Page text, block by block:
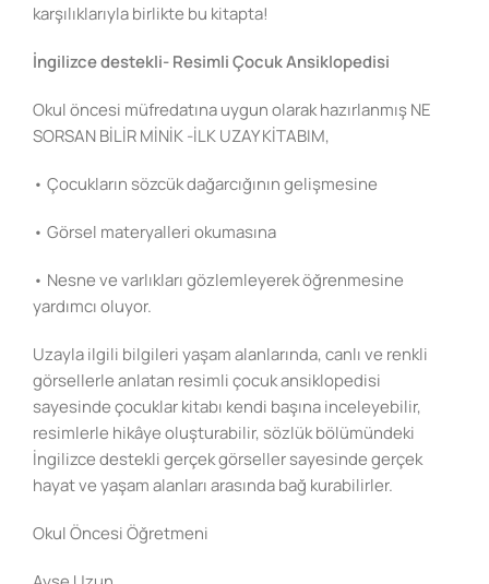
karşılıklarıyla birlikte bu kitapta!
İngilizce destekli- Resimli Çocuk Ansiklopedisi
Okul öncesi müfredatına uygun olarak hazırlanmış NE
SORSAN BİLİR MİNİK -İLK UZAY KİTABIM,
• Çocukların sözcük dağarcığının gelişmesine
• Görsel materyalleri okumasına
• Nesne ve varlıkları gözlemleyerek öğrenmesine
yardımcı oluyor.
Uzayla ilgili bilgileri yaşam alanlarında, canlı ve renkli
görsellerle anlatan resimli çocuk ansiklopedisi
sayesinde çocuklar kitabı kendi başına inceleyebilir,
resimlerle hikâye oluşturabilir, sözlük bölümündeki
İngilizce destekli gerçek görseller sayesinde gerçek
hayat ve yaşam alanları arasında bağ kurabilirler.
Okul Öncesi Öğretmeni